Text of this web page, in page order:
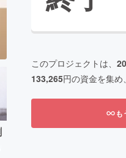
このプロジェクトは、
133,265円の資金を集め
も